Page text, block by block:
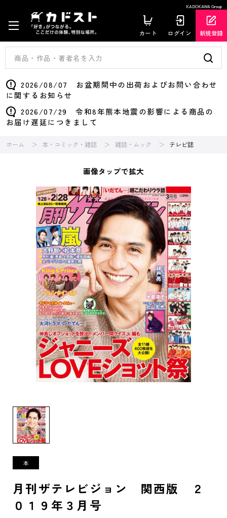
KADOKAWA Group
カート ログイン 新規登録
2026/08/07 お盆期間中の出荷およびお問い合わせ
に関するお知らせ
2026/07/29 令和8年熊本地震の影響による商品の
お届け遅延につきまして
ホーム 本・コミック・雑誌 雑誌・ムック テレビ誌
画像タップで拡大
月刊ザテレビジョン 関西版 ２
０１９年３月号